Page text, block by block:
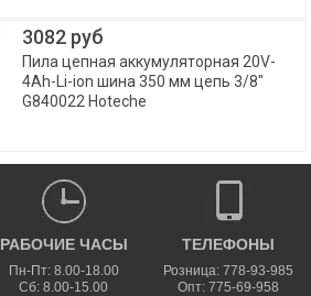
3082 руб
Пила цепная аккумуляторная 20V-
4Ah-Li-ion шина 350 мм цепь 3/8"
G840022 Hoteche
РАБОЧИЕ ЧАСЫ
Пн-Пт: 8.00-18.00
Сб: 8.00-15.00
ТЕЛЕФОНЫ
Розница: 778-93-985
Опт: 775-69-958